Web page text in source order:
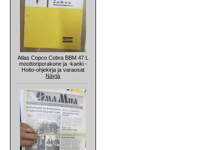
Atlas Copco Cobra BBM 47 L
moottoriporakone ja -kanki -
Hoito-ohjekirja ja varaosat
Näytä